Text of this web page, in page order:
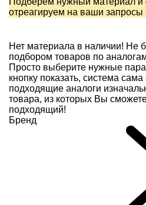
отреагируем на ваши запросы
Нет материала в наличии! Не
подбором товаров по
Просто выберите нужные
кнопку показать, система
подходящие аналоги
товара, из которых Вы
подходящий!
Бренд